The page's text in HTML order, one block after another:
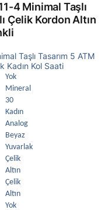
4 Minimal Taşlı
Çelik Kordon Altın
Taşlı Tasarım 5 ATM
Kadın Kol Saati
Yok
Mineral
30
Kadın
Analog
Beyaz
Yuvarlak
Çelik
Altın
Çelik
Altın
Yok